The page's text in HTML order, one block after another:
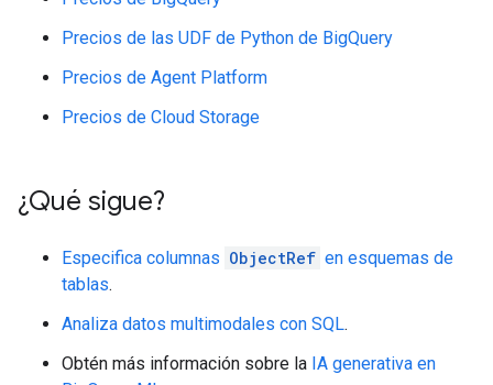
Precios de las UDF de Python de BigQuery
Precios de Agent Platform
Precios de Cloud Storage
¿Qué sigue?
Especifica columnas ObjectRef en esquemas de
tablas.
Analiza datos multimodales con SQL.
Obtén más información sobre la IA generativa en